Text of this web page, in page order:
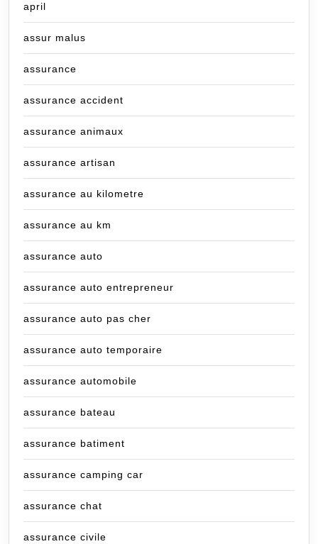
april
assur malus
assurance
assurance accident
assurance animaux
assurance artisan
assurance au kilometre
assurance au km
assurance auto
assurance auto entrepreneur
assurance auto pas cher
assurance auto temporaire
assurance automobile
assurance bateau
assurance batiment
assurance camping car
assurance chat
assurance civile